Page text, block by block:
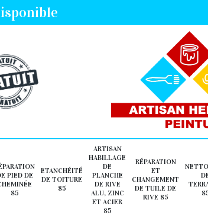
PIED DE
85
ETANCHÉITÉ
DE TOITURE
85
ARTISAN
HABILLAGE
DE
PLANCHE
DE RIVE
ALU, ZINC
ET ACIER
85
RÉPARATION
ET
CHANGEMENT
DE TUILE DE
RIVE 85